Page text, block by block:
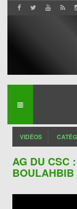
VIDÉOS
AG DU CSC
BOULAHBIB